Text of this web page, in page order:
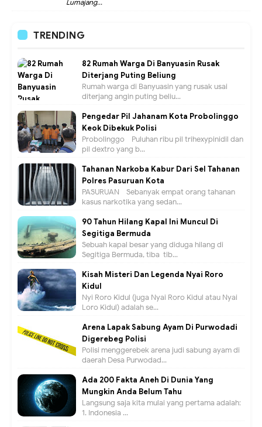
Lumajang...
TRENDING
82 Rumah Warga Di Banyuasin Rusak
Diterjang Puting Beliung
Rumah warga di Banyuasin yang rusak usai
diterjang angin puting beliu...
Pengedar Pil Jahanam Kota Probolinggo
Keok Dibekuk Polisi
Probolinggo - Puluhan ribu pil trihexypinidil dan
pil dextro yang b...
Tahanan Narkoba Kabur Dari Sel Tahanan
Polres Pasuruan Kota
PASURUAN - Sebanyak empat orang tahanan
kasus narkotika yang sedan...
90 Tahun Hilang Kapal Ini Muncul Di
Segitiga Bermuda
Sebuah kapal besar yang diduga hilang di
Segitiga Bermuda, tiba-tib...
Kisah Misteri Dan Legenda Nyai Roro
Kidul
Nyi Roro Kidul (juga Nyai Roro Kidul atau Nyai
Loro Kidul) adalah se...
Arena Lapak Sabung Ayam Di Purwodadi
Digerebeg Polisi
Polisi menggerebek arena judi sabung ayam di
daerah Desa Purwodad...
Ada 200 Fakta Aneh Di Dunia Yang
Mungkin Anda Belum Tahu
Langsung saja kita mulai yang pertama adalah:
1. Indonesia ...